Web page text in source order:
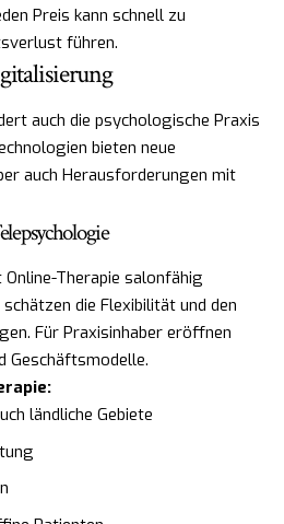
Preis kann schnell zu
führen.
auch die psychologische Praxis
bieten neue
auch Herausforderungen mit
Therapie salonfähig
die Flexibilität und den
Für Praxisinhaber eröffnen
Geschäftsmodelle.
ländliche Gebiete